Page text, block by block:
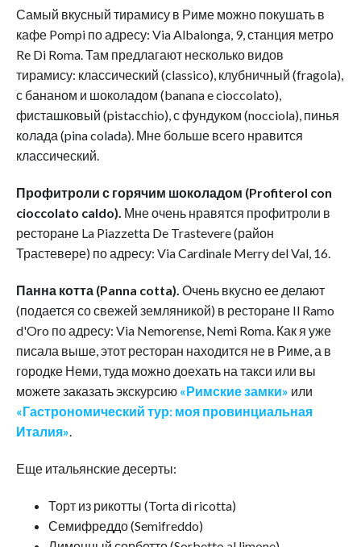
Самый вкусный тирамису в Риме можно покушать в
кафе Pompi по адресу: Via Albalonga, 9, станция метро
Re Di Roma. Там предлагают несколько видов
тирамису: классический (classico), клубничный (fragola),
с бананом и шоколадом (banana e cioccolato),
фисташковый (pistacchio), с фундуком (nocciola), пинья
колада (pina colada). Мне больше всего нравится
классический.
Профитроли с горячим шоколадом (Profiterol con
cioccolato caldo). Мне очень нравятся профитроли в
ресторане La Piazzetta De Trastevere (район
Трастевере) по адресу: Via Cardinale Merry del Val, 16.
Панна котта (Panna cotta). Очень вкусно ее делают
(подается со свежей земляникой) в ресторане Il Ramo
d'Oro по адресу: ‎Via Nemorense, Nemi Roma. Как я уже
писала выше, этот ресторан находится не в Риме, а в
городке Неми, туда можно доехать на такси или вы
можете заказать экскурсию «Римские замки» или
«Гастрономический тур: моя провинциальная
Италия».
Еще итальянские десерты:
Торт из рикотты (Torta di ricotta)
Семифреддо (Semifreddo)